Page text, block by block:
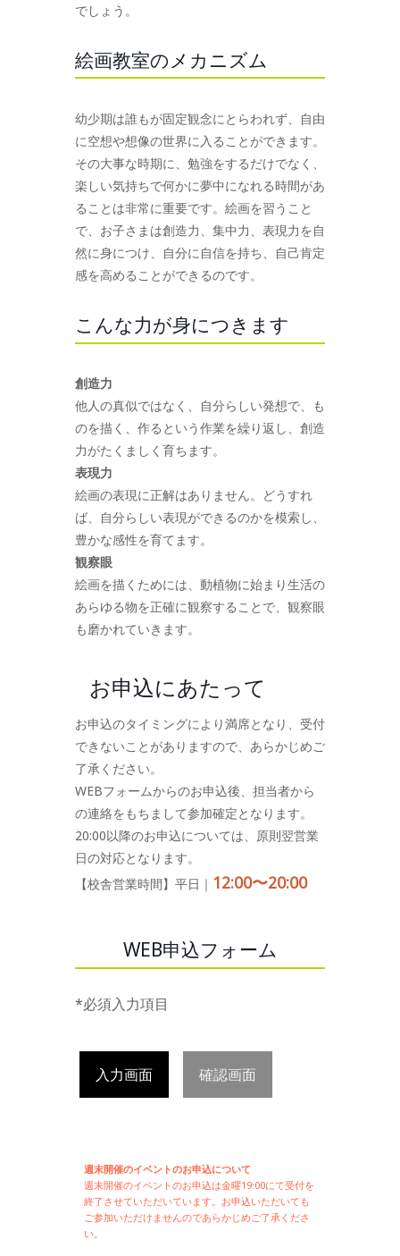
でしょう。
絵画教室のメカニズム
幼少期は誰もが固定観念にとらわれず、自由
に空想や想像の世界に入ることができます。
その大事な時期に、勉強をするだけでなく、
楽しい気持ちで何かに夢中になれる時間があ
ることは非常に重要です。絵画を習うこと
で、お子さまは創造力、集中力、表現力を自
然に身につけ、自分に自信を持ち、自己肯定
感を高めることができるのです。
こんな力が身につきます
創造力
他人の真似ではなく、自分らしい発想で、も
のを描く、作るという作業を繰り返し、創造
力がたくましく育ちます。
表現力
絵画の表現に正解はありません。どうすれ
ば、自分らしい表現ができるのかを模索し、
豊かな感性を育てます。
観察眼
絵画を描くためには、動植物に始まり生活の
あらゆる物を正確に観察することで、観察眼
も磨かれていきます。
お申込にあたって
お申込のタイミングにより満席となり、受付
できないことがありますので、あらかじめご
了承ください。
WEBフォームからのお申込後、担当者から
の連絡をもちまして参加確定となります。
20:00以降のお申込については、原則翌営業
日の対応となります。
【校舎営業時間】平日｜ 12:00〜20:00
WEB申込フォーム
*必須入力項目
入力画面 確認画面
週末開催のイベントのお申込について
週末開催のイベントのお申込は金曜19:00にて受付を
終了させていただいています。お申込いただいても
ご参加いただけませんのであらかじめご了承くださ
い。